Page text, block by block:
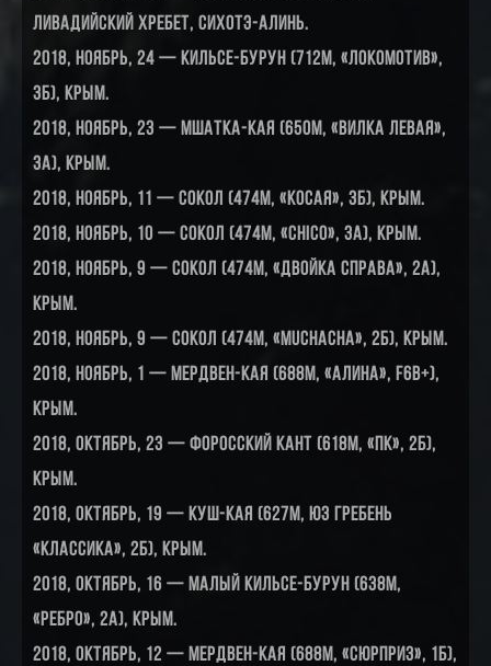
Ливадийский хребет, Сихотэ-Алинь.
2018, ноябрь, 24 — Кильсе-Бурун (712м, «Локомотив»,
3Б), Крым.
2018, ноябрь, 23 — Мшатка-Кая (650м, «Вилка левая»,
3А), Крым.
2018, ноябрь, 11 — Сокол (474м, «Косая», 3Б), Крым.
2018, ноябрь, 10 — Сокол (474м, «Chico», 3А), Крым.
2018, ноябрь, 9 — Сокол (474м, «Двойка справа», 2А),
Крым.
2018, ноябрь, 9 — Сокол (474м, «Muchacha», 2Б), Крым.
2018, ноябрь, 1 — Мердвен-Кая (688м, «Алина», f6b+),
Крым.
2018, октябрь, 23 — Форосский кант (618м, «ПК», 2Б),
Крым.
2018, октябрь, 19 — Куш-Кая (627м, ЮЗ гребень
«Классика», 2Б), Крым.
2018, октябрь, 16 — Малый Кильсе-Бурун (638м,
«Ребро», 2А), Крым.
2018, октябрь, 12 — Мердвен-Кая (688м, «Сюрприз», 1Б),